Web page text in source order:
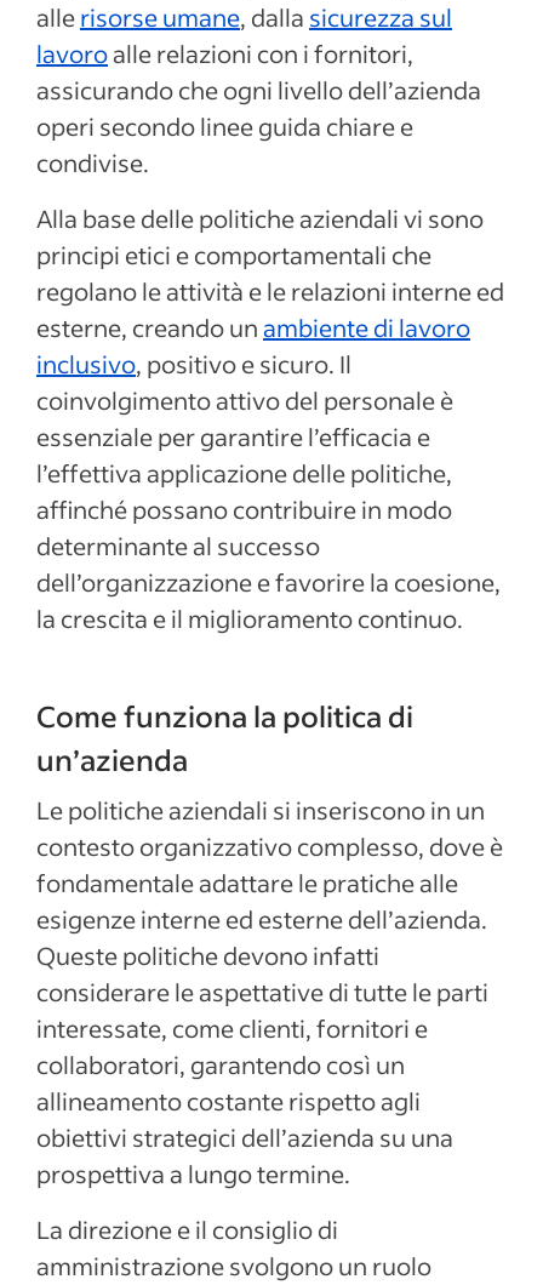
allerisorse umane, dalla sicurezza sul
lavoroalle relazioni con i fornitori,
assicurando che ogni livello dell’azienda
operi secondo linee guida chiare e
condivise.
Alla base delle politiche aziendali vi sono
principi etici e comportamentali che
regolano le attività e le relazioni interne ed
esterne, creando unambiente di lavoro
inclusivo, positivo e sicuro. Il
coinvolgimento attivo del personale è
essenziale per garantire l’efficacia e
l’effettiva applicazione delle politiche,
affinché possano contribuire in modo
determinante al successo
dell’organizzazione e favorire la coesione,
la crescita e il miglioramento continuo.
Come funziona la politica di
un’azienda
Le politiche aziendali si inseriscono in un
contesto organizzativo complesso, dove è
fondamentale adattare le pratiche alle
esigenze interne ed esterne dell’azienda.
Queste politiche devono infatti
considerare le aspettative di tutte le parti
interessate, come clienti, fornitori e
collaboratori, garantendo così un
allineamento costante rispetto agli
obiettivi strategici dell’azienda su una
prospettiva a lungo termine.
La direzione e il consiglio di
amministrazione svolgono un ruolo